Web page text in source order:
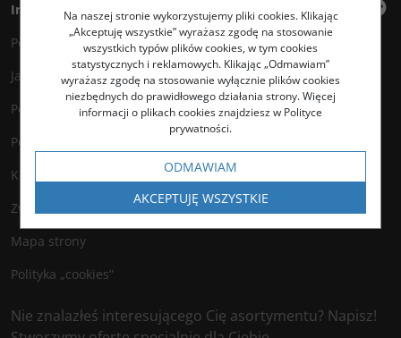
Informacje
Polityka prywatności
Jak kupować?
Polityka legalności
Polityka antyspamowa
Kontakt
Zwroty
Mapa strony
Polityka „cookies”
Nie znalazłeś interesującego Cię asortymentu? Napisz!
Na naszej stronie wykorzystujemy pliki cookies. Klikając
„Akceptuję wszystkie” wyrażasz zgodę na stosowanie
wszystkich typów plików cookies, w tym cookies
statystycznych i reklamowych. Klikając „Odmawiam”
wyrażasz zgodę na stosowanie wyłącznie plików cookies
niezbędnych do prawidłowego działania strony. Więcej
informacji o plikach cookies znajdziesz w Polityce
prywatności.
ODMAWIAM
AKCEPTUJĘ WSZYSTKIE